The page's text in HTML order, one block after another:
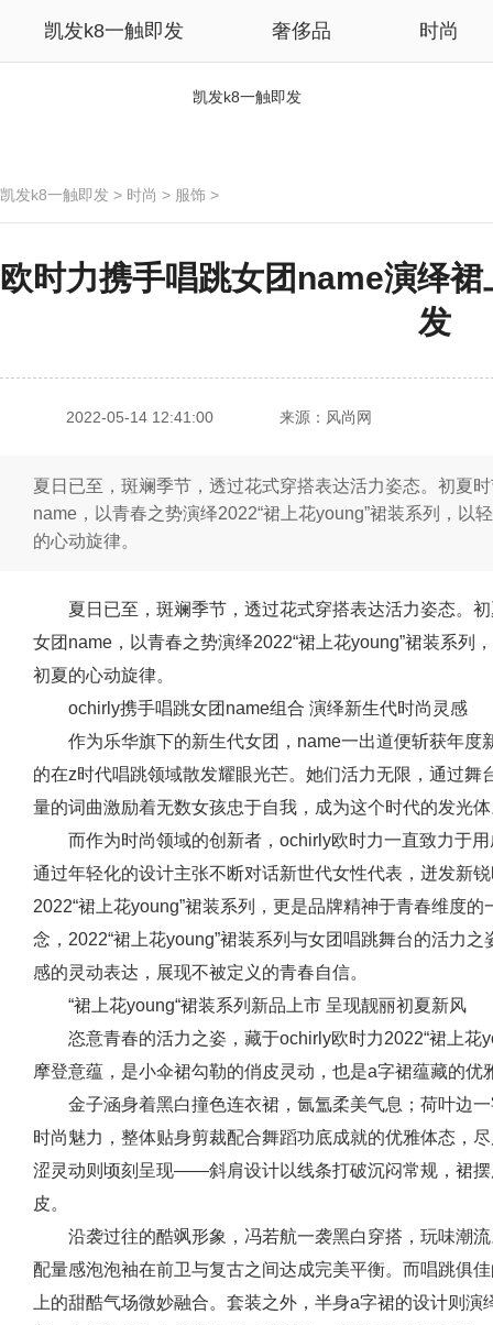
凯发k8一触即发 奢侈品 时尚
凯发k8一触即发
凯发k8一触即发 > 时尚 > 服饰 >
欧时力携手唱跳女团name演绎
发
2022-05-14 12:41:00 来源：风尚网
夏日已至，斑斓季节，透过花式穿搭表达活力姿态。初夏
name，以青春之势演绎2022“裙上花young”裙装系列，以
的心动旋律。
夏日已至，斑斓季节，透过花式穿搭表达活力姿态。
女团name，以青春之势演绎2022“裙上花young”裙装系列
初夏的心动旋律。
ochirly携手唱跳女团name组合 演绎新生代时尚灵感
作为乐华旗下的新生代女团，name一出道便斩获年度
的在z时代唱跳领域散发耀眼光芒。她们活力无限，通过
量的词曲激励着无数女孩忠于自我，成为这个时代的发光
而作为时尚领域的创新者，ochirly欧时力一直致力于
通过年轻化的设计主张不断对话新世代女性代表，迸发新
2022“裙上花young”裙装系列，更是品牌精神于青春维度
念，2022“裙上花young”裙装系列与女团唱跳舞台的活力
感的灵动表达，展现不被定义的青春自信。
“裙上花young“裙装系列新品上市 呈现靓丽初夏新风
恣意青春的活力之姿，藏于ochirly欧时力2022“裙上
摩登意蕴，是小伞裙勾勒的俏皮灵动，也是a字裙蕴藏的优
金子涵身着黑白撞色连衣裙，氤氲柔美气息；荷叶边
时尚魅力，整体贴身剪裁配合舞蹈功底成就的优雅体态，
涩灵动则顷刻呈现——斜肩设计以线条打破沉闷常规，裙
皮。
沿袭过往的酷飒形象，冯若航一袭黑白穿搭，玩味潮
配量感泡泡袖在前卫与复古之间达成完美平衡。而唱跳俱
上的甜酷气场微妙融合。套装之外，半身a字裙的设计则